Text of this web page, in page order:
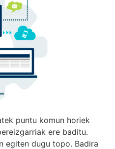
puntu komun horiek
ere baditu.
egiten dugu topo. Badira